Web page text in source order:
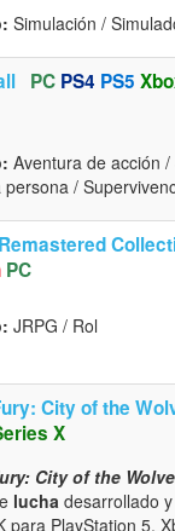
Simulación /
PC PS4 PS5
Aventura de acción
persona /
PC
JRPG / Rol
City of the
X
City of the
lucha desarrollado
para PlayStation 5,